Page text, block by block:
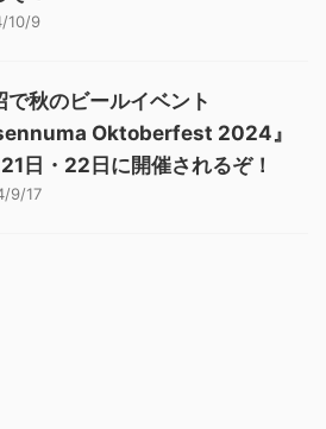
10/9
で秋のビールイベント
Oktoberfest 2024』
日・22日に開催されるぞ！
9/17